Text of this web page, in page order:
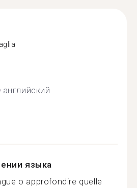
английский
языка
o approfondire quelle